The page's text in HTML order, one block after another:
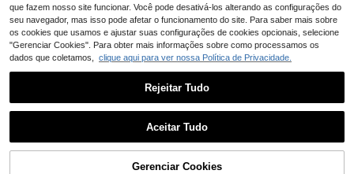
COMPRE AGORA
que fazem nosso site funcionar. Você pode desativá-los alterando as configurações do
seu navegador, mas isso pode afetar o funcionamento do site. Para saber mais sobre
os cookies que usamos e ajustar suas configurações de cookies opcionais, selecione
"Gerenciar Cookies". Para obter mais informações sobre como processamos os
dados que coletamos, clique aqui para ver nossa Política de Privacidade.
Rejeitar Tudo
Aceitar Tudo
Gerenciar Cookies